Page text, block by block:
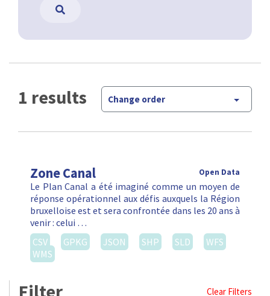
1 results Change order
Zone Canal Open Data
Le Plan Canal a été imaginé comme un moyen de
réponse opérationnel aux défis auxquels la Région
bruxelloise est et sera confrontée dans les 20 ans à
venir : celui …
CSV
GPKG JSON SHP SLD
WFS
WMS
Filter Clear Filters